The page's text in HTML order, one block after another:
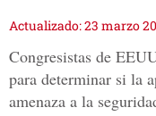
Actualizado: 23 marzo
Congresistas de
para determinar si la
amenaza a la